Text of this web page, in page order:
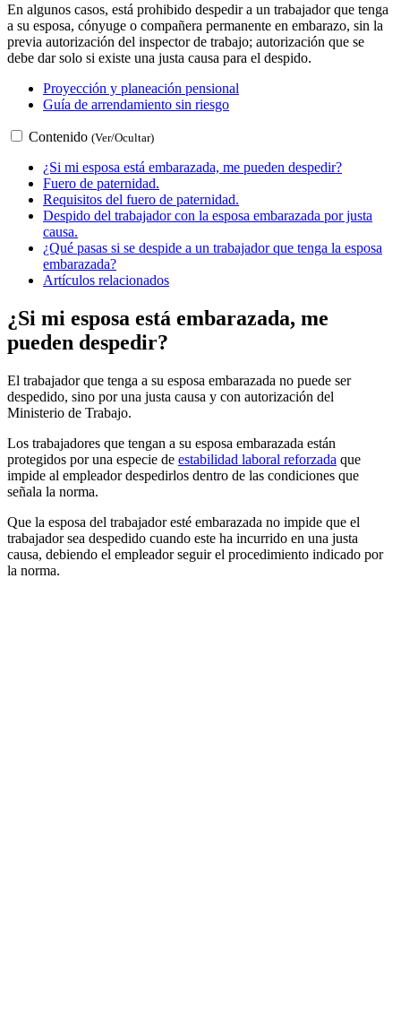
En algunos casos, está prohibido despedir a un trabajador que tenga
a su esposa, cónyuge o compañera permanente en embarazo, sin la
previa autorización del inspector de trabajo; autorización que se
debe dar solo si existe una justa causa para el despido.
Proyección y planeación pensional
Guía de arrendamiento sin riesgo
Contenido (Ver/Ocultar)
¿Si mi esposa está embarazada, me pueden despedir?
Fuero de paternidad.
Requisitos del fuero de paternidad.
Despido del trabajador con la esposa embarazada por justa
causa.
¿Qué pasas si se despide a un trabajador que tenga la esposa
embarazada?
Artículos relacionados
¿Si mi esposa está embarazada, me
pueden despedir?
El trabajador que tenga a su esposa embarazada no puede ser
despedido, sino por una justa causa y con autorización del
Ministerio de Trabajo.
Los trabajadores que tengan a su esposa embarazada están
protegidos por una especie de estabilidad laboral reforzada que
impide al empleador despedirlos dentro de las condiciones que
señala la norma.
Que la esposa del trabajador esté embarazada no impide que el
trabajador sea despedido cuando este ha incurrido en una justa
causa, debiendo el empleador seguir el procedimiento indicado por
la norma.